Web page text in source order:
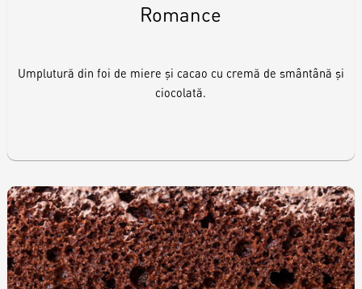
Romance
Umplutură din foi de miere și cacao cu cremă de smântână și
ciocolată.